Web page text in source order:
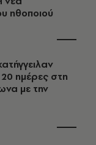
ηθοποιού
ημέρες στη
με την